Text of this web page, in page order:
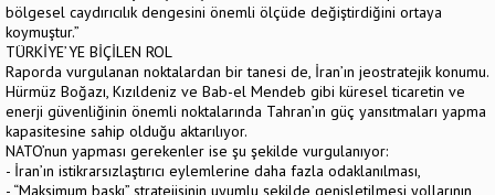
bölgesel caydırıcılık dengesini önemli ölçüde değiştirdiğini ortaya
koymuştur.”
TÜRKİYE’YE BİÇİLEN ROL
Raporda vurgulanan noktalardan bir tanesi de, İran’ın jeostratejik konumu.
Hürmüz Boğazı, Kızıldeniz ve Bab-el Mendeb gibi küresel ticaretin ve
enerji güvenliğinin önemli noktalarında Tahran’ın güç yansıtmaları yapma
kapasitesine sahip olduğu aktarılıyor.
NATO’nun yapması gerekenler ise şu şekilde vurgulanıyor:
- İran’ın istikrarsızlaştırıcı eylemlerine daha fazla odaklanılması,
- “Maksimum baskı” stratejisinin uyumlu şekilde genişletilmesi yollarının